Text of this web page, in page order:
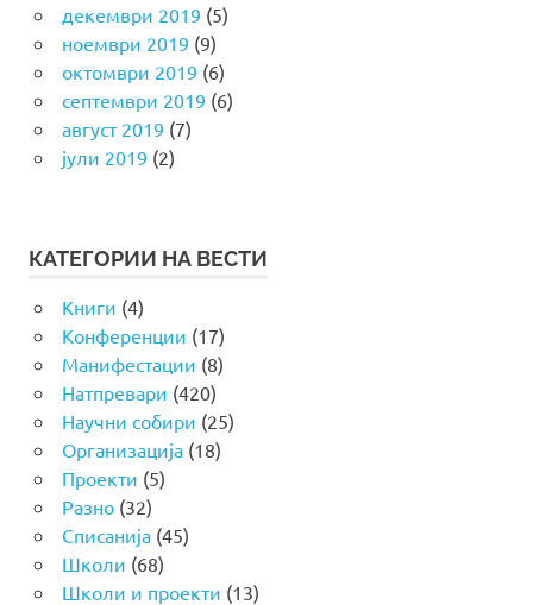
декември 2019 (5)
ноември 2019 (9)
октомври 2019 (6)
септември 2019 (6)
август 2019 (7)
јули 2019 (2)
КАТЕГОРИИ НА ВЕСТИ
Книги (4)
Конференции (17)
Манифестации (8)
Натпревари (420)
Научни собири (25)
Организација(18)
Проекти (5)
Разно(32)
Списанија(45)
Школи (68)
Школи и проекти (13)